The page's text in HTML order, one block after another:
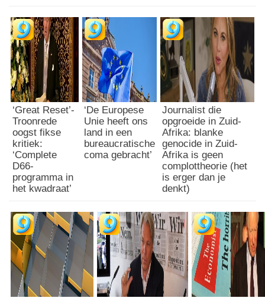
‘Great Reset’-
Troonrede
oogst fikse
kritiek:
‘Complete
D66-
programma in
het kwadraat’
‘De Europese
Unie heeft ons
land in een
bureaucratische
coma gebracht’
Journalist die
opgroeide in Zuid-
Afrika: blanke
genocide in Zuid-
Afrika is geen
complottheorie (het
is erger dan je
denkt)